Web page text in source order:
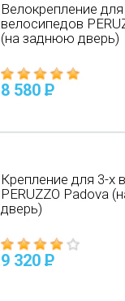
Велокрепление
велосипедов
(на заднюю дверь)
8 580 P
Крепление для 3-х
PERUZZO Padova
дверь)
9 320 P